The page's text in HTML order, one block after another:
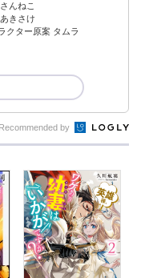
んねこ
きさけ
クター原案 タムラ
Recommended by